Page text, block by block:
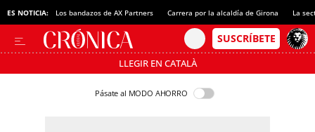
ES NOTICIA: Los bandazos de AX Partners Carrera por la alcaldía de Girona La
LLEGIR EN CATALÀ
Pásate al MODO AHORRO